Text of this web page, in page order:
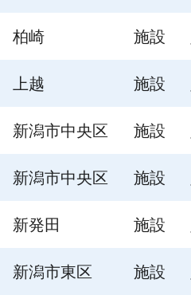
柏崎 施設
上越 施設
新潟市中央区 施設
新潟市中央区 施設
新発田 施設
新潟市東区 施設